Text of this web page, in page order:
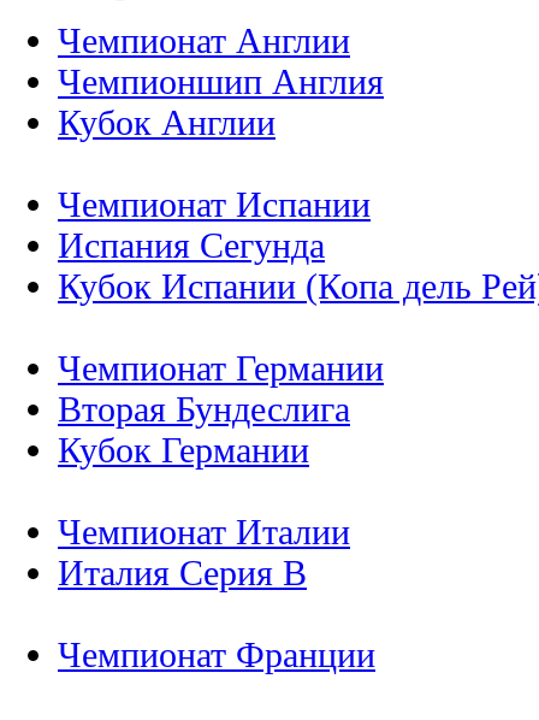
Чемпионат Англии
Чемпионшип Англия
Кубок Англии
Чемпионат Испании
Испания Сегунда
Кубок Испании (Копа дель
Чемпионат Германии
Вторая Бундеслига
Кубок Германии
Чемпионат Италии
Италия Серия B
Чемпионат Франции